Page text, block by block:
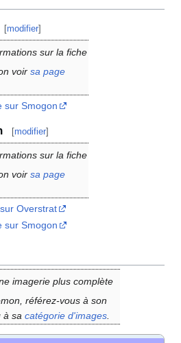
[modifier]
sur la fiche
voir sa page
sur Smogon
[modifier]
sur la fiche
voir sa page
Overstrat
sur Smogon
imagerie plus complète
référez-vous à son
sa catégorie d'images.